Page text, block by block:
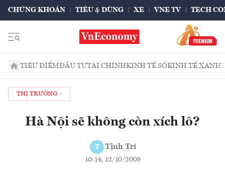
CHỨNG KHOÁN TIÊU & DÙNG XE VNE TV TECH
TIÊU ĐIỂMĐẦU TƯTÀI CHÍNHKINH TẾ SỐKINH TẾ XANH
THỊ TRƯỜNG
Hà Nội sẽ không còn xích lô?
T Tịnh Trí
10:14, 12/10/2009